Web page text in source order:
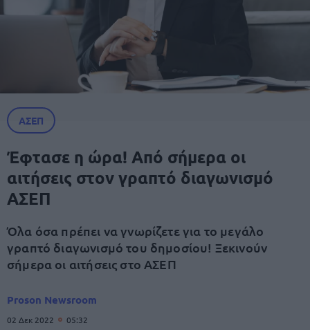
ΑΣΕΠ
Έφτασε η ώρα! Από σήμερα οι
αιτήσεις στον γραπτό διαγωνισμό
ΑΣΕΠ
Όλα όσα πρέπει να γνωρίζετε για το μεγάλο
γραπτό διαγωνισμό του δημοσίου! Ξεκινούν
σήμερα οι αιτήσεις στο ΑΣΕΠ
Proson Newsroom
02 Δεκ 2022 05:32